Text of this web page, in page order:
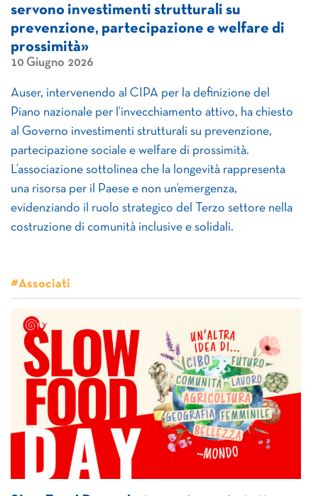
servono investimenti strutturali su
prevenzione, partecipazione e welfare di
prossimità»
10 Giugno 2026
Auser, intervenendo al CIPA per la definizione del
Piano nazionale per l’invecchiamento attivo, ha chiesto
al Governo investimenti strutturali su prevenzione,
partecipazione sociale e welfare di prossimità.
L’associazione sottolinea che la longevità rappresenta
una risorsa per il Paese e non un’emergenza,
evidenziando il ruolo strategico del Terzo settore nella
costruzione di comunità inclusive e solidali.
#Associati